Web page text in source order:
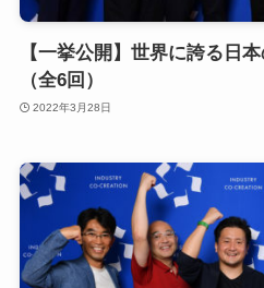
【一挙公開】世界に誇る日
（全6回）
2022年3月28日